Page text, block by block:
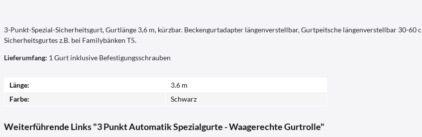
3-Punkt-Spezial-Sicherheitsgurt, Gurtlänge 3,6 m, kürzbar. Beckengurtadapter längenverstellbar, Gurtpeitsche längenverstellbar 30-
Sicherheitsgurtes z.B. bei Familybänken T5.
Lieferumfang: 1 Gurt inklusive Befestigungsschrauben
Länge:
3.6 m
Farbe:
Schwarz
Weiterführende Links "3 Punkt Automatik Spezialgurte - Waagerechte Gurtrolle"